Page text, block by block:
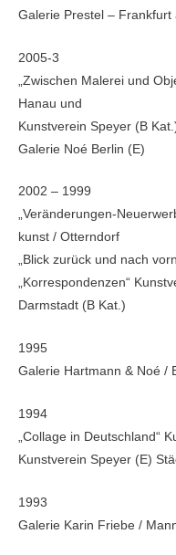
Galerie Prestel – Frankfurt
2005-3
„Zwischen Malerei und
Hanau und
Kunstverein Speyer (B
Galerie Noé Berlin (E)
2002 – 1999
„Veränderungen-
kunst / Otterndorf
„Blick zurück und nach
„Korrespondenzen“
Darmstadt (B Kat.)
1995
Galerie Hartmann & Noé /
1994
„Collage in Deutschland“
Kunstverein Speyer (E)
1993
Galerie Karin Friebe /